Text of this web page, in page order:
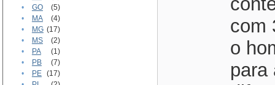
•
GO
(5)
•
MA
(4)
•
MG (17)
•
MS
(2)
•
PA
(1)
•
PB
(7)
•
PE (17)
com
o
para